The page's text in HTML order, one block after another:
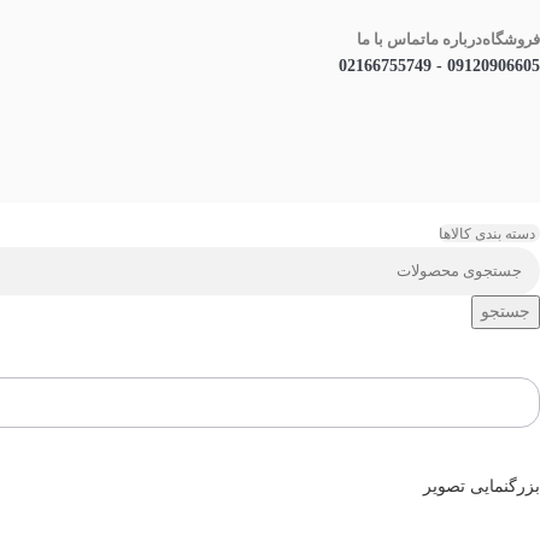
فروشگاهدرباره ماتماس با ما
09120906605 - 02166755749
دسته بندی کالاها
جستجو
بزرگنمایی تصویر